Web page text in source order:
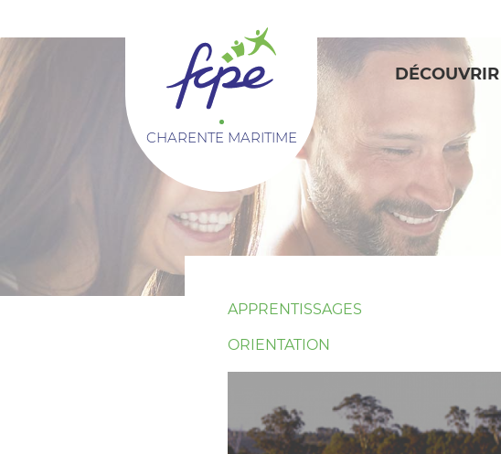
CHARENTE MARITIME
DÉCOUVRIR
APPRENTISSAGES
ORIENTATION